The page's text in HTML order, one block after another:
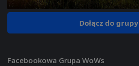
Dołącz do grupy
Facebookowa Grupa WoWs